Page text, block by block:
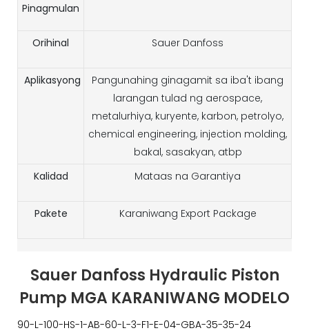
Pinagmulan
Orihinal Sauer Danfoss
Aplikasyong
Pangunahing ginagamit sa iba't ibang
larangan tulad ng aerospace,
metalurhiya, kuryente, karbon, petrolyo,
chemical engineering, injection molding,
bakal, sasakyan, atbp
Kalidad
Mataas na Garantiya
Pakete Karaniwang Export Package
Sauer Danfoss Hydraulic Piston
Pump MGA KARANIWANG MODELO
90-L-100-HS-1-AB-60-L-3-F1-E-04-GBA-35-35-24